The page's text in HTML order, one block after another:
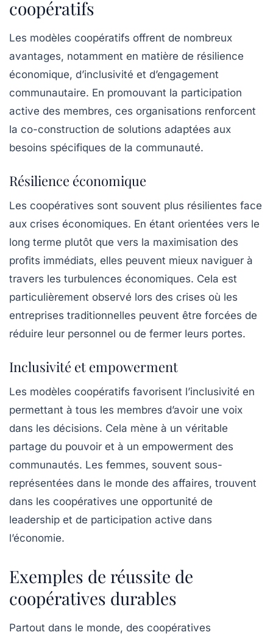
coopératifs
Les modèles coopératifs offrent de nombreux
avantages, notamment en matière de résilience
économique, d’inclusivité et d’engagement
communautaire. En promouvant la participation
active des membres, ces organisations renforcent
la co-construction de solutions adaptées aux
besoins spécifiques de la communauté.
Résilience économique
Les coopératives sont souvent plus résilientes face
aux crises économiques. En étant orientées vers le
long terme plutôt que vers la maximisation des
profits immédiats, elles peuvent mieux naviguer à
travers les turbulences économiques. Cela est
particulièrement observé lors des crises où les
entreprises traditionnelles peuvent être forcées de
réduire leur personnel ou de fermer leurs portes.
Inclusivité et empowerment
Les modèles coopératifs favorisent l’inclusivité en
permettant à tous les membres d’avoir une voix
dans les décisions. Cela mène à un véritable
partage du pouvoir et à un empowerment des
communautés. Les femmes, souvent sous-
représentées dans le monde des affaires, trouvent
dans les coopératives une opportunité de
leadership et de participation active dans
l’économie.
Exemples de réussite de
coopératives durables
Partout dans le monde, des coopératives